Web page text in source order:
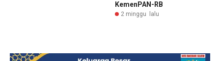
KemenPAN-RB
2 minggu lalu